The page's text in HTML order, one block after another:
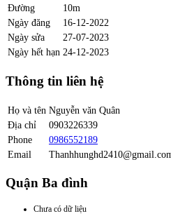
Đường
10m
Ngày đăng
16-12-2022
Ngày sửa
27-07-2023
Ngày hết hạn 24-12-2023
Thông tin liên hệ
Họ và tên Nguyễn văn Quân
Địa chỉ
0903226339
Phone
0986552189
Email
Quận Ba đình
Chưa có dữ liệu